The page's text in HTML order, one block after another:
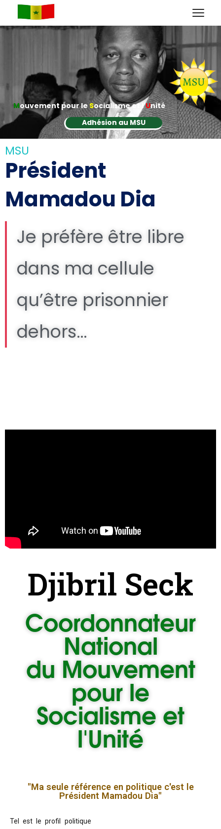
Mouvement pour leSocialisme et l'Unité
Adhésion au MSU
MSU
Président
Mamadou Dia
Je préfère être libre
dans ma cellule
qu’être prisonnier
dehors…
Djibril Seck
Coordonnateur
National
du Mouvement
pour le
Socialisme et
l'Unité
"Ma seule référence en politique c'est le
Président Mamadou Dia"
Tel est le profil politique